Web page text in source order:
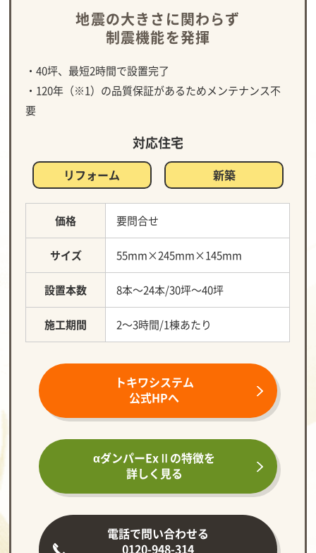
地震の大きさに関わらず
制震機能を発揮
・40坪、最短2時間で設置完了
・120年（※1）の品質保証があるためメンテナンス不
要
対応住宅
リフォーム 新築
価格 要問合せ
サイズ 55mm×245mm×145mm
設置本数 8本～24本/30坪～40坪
施工期間 2～3時間/1棟あたり
トキワシステム
公式HPへ
αダンパーExⅡの特徴を
詳しく見る
電話で問い合わせる
0120-948-314